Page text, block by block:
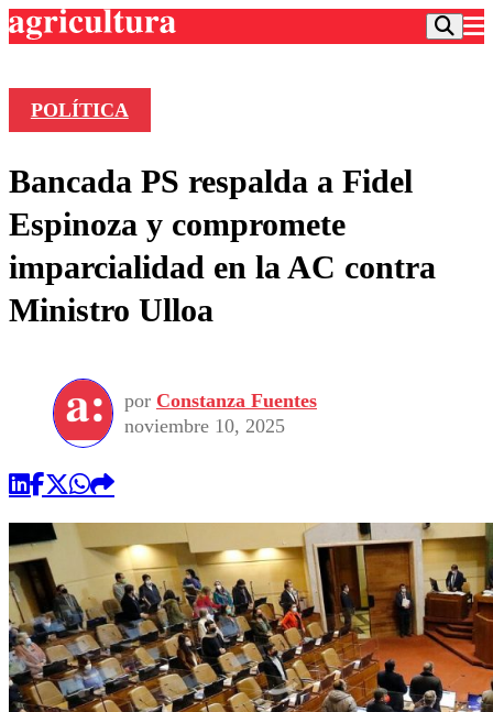
Frecuencias
Deportes
Colo Colo
Motor
Torneo Internacional
Torneo Nacional
Entretención
Noticias
Internacional
Nacional
Vida Social
Programas
Comercial
POLÍTICA
Bancada PS respalda a Fidel
Espinoza y compromete
imparcialidad en la AC contra
Ministro Ulloa
por Constanza Fuentes
noviembre 10, 2025